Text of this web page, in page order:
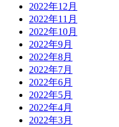
2022年12月
2022年11月
2022年10月
2022年9月
2022年8月
2022年7月
2022年6月
2022年5月
2022年4月
2022年3月